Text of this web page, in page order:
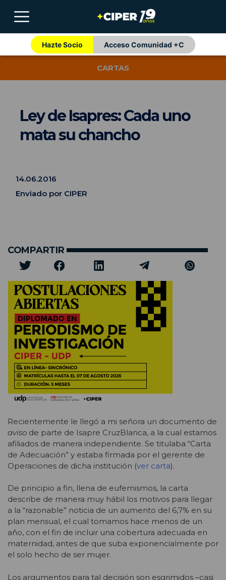
Hazte Socio Acceso Comunidad +C
CARTAS
Ley de Isapres: Cada uno
mata su chancho
14.06.2016
Enviado por CIPER
COMPARTIR
Recientemente le llegó a mi señora un documento de
aviso de parte de Isapre CruzBlanca, a la cual estamos
afiliados de manera independiente. Se titulaba “Carta
de Adecuación” y estaba firmada por el gerente de
Operaciones de dicha institución (ver carta).
De principio a fin, llena de eufemismos, la carta
describe de manera muy hábil los motivos para llegar
a la “razonable” noticia de un aumento del 6,7% en su
plan mensual, el cual tomamos hace menos de un
año, con el fin de incluir una cobertura adecuada en
maternidad, antes de que suba exponencialmente por
el solo hecho de ser mujer.
Los argumentos para tal decisión son esgrimidos –casi